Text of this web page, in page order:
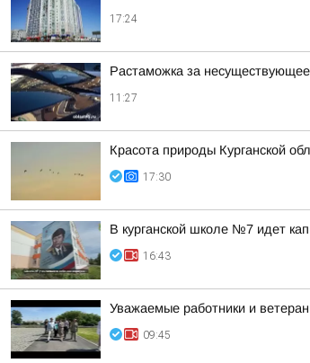
17:24
Растаможка за
11:27
Красота природы Курганской
17:30
В курганской школе №7 идет
16:43
Уважаемые работники и
09:45